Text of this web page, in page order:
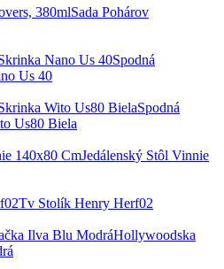
Sada Pohárov
Spodná
Us 40
Spodná
Us80 Biela
Jedálenský Stôl Vinnie
Tv Stolík Henry Herf02
Hollywoodska